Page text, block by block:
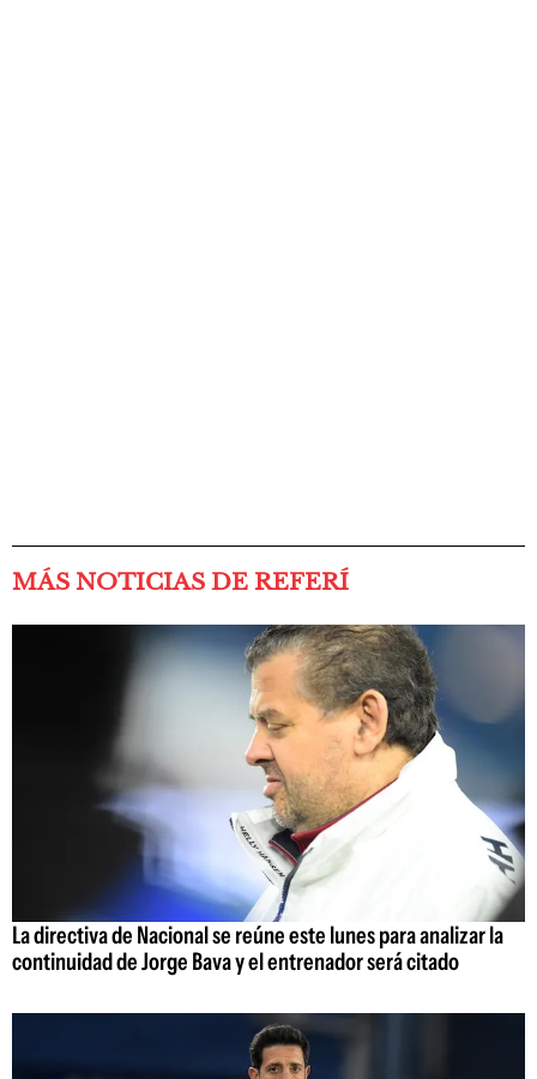
MÁS NOTICIAS DE REFERÍ
La directiva de Nacional se reúne este lunes para analizar la
continuidad de Jorge Bava y el entrenador será citado